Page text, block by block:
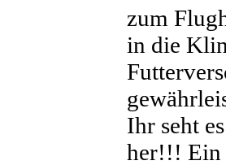
zum
in die
Ihr seht
her!!! Ein